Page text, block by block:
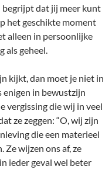
begrijpt dat jij meer kunt
het geschikte moment
alleen in persoonlijke
als geheel.
kijkt, dan moet je niet in
enigen in bewustzijn
vergissing die wij in veel
ze zeggen: “O, wij zijn
die een materieel
Ze wijzen ons af, ze
ieder geval wel beter